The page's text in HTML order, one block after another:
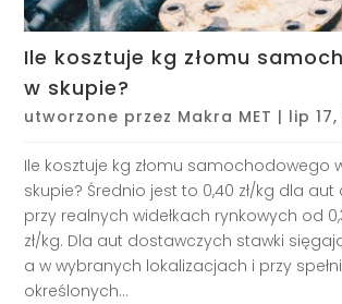
Ile kosztuje kg złomu
w skupie?
utworzone przez Makra MET | lip
Ile kosztuje kg złomu samochodowego
skupie? Średnio jest to 0,40 zł/kg dla
przy realnych widełkach rynkowych od
zł/kg. Dla aut dostawczych stawki
a w wybranych lokalizacjach i przy
określonych...